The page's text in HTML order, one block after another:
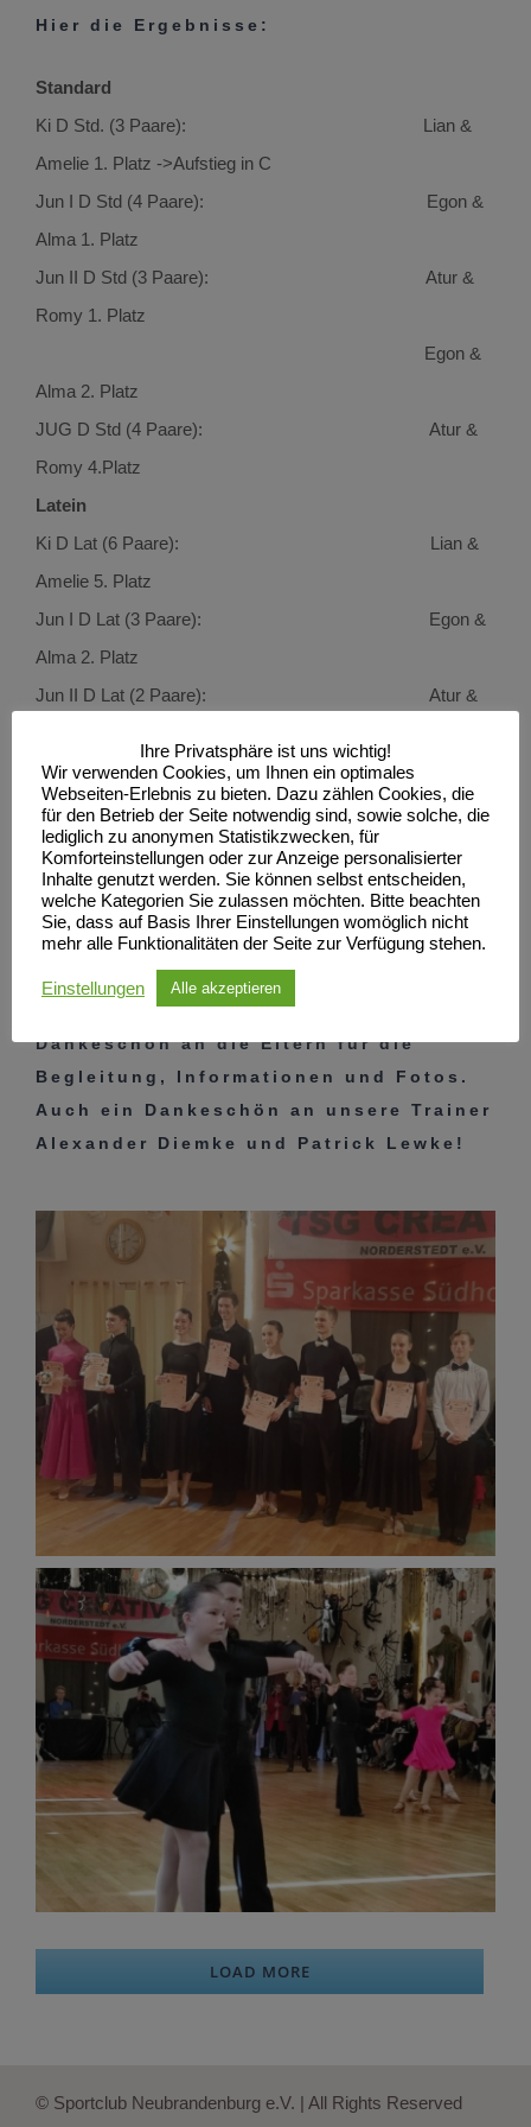
Hier die Ergebnisse:
Standard
Ki D Std. (3 Paare): Lian &
Amelie 1. Platz ->Aufstieg in C
Jun I D Std (4 Paare): Egon &
Alma 1. Platz
Jun II D Std (3 Paare): Atur &
Romy 1. Platz
Egon &
Alma 2. Platz
JUG D Std (4 Paare): Atur &
Romy 4.Platz
Latein
Ki D Lat (6 Paare): Lian &
Amelie 5. Platz
Jun I D Lat (3 Paare): Egon &
Alma 2. Platz
Jun II D Lat (2 Paare): Atur &
Egon &
Alma 2. Platz
Jugend D (2Paare): Atur &
Romy 2. Platz
Wir sind stolz auf unsere Paare und
gratulieren herzlich.
Dankeschön an die Eltern für die
Begleitung, Informationen und Fotos.
Auch ein Dankeschön an unsere Trainer
Alexander Diemke und Patrick Lewke!
LOAD MORE
© Sportclub Neubrandenburg e.V. | All Rights Reserved
Ihre Privatsphäre ist uns wichtig!
Wir verwenden Cookies, um Ihnen ein optimales
Webseiten-Erlebnis zu bieten. Dazu zählen Cookies, die
für den Betrieb der Seite notwendig sind, sowie solche, die
lediglich zu anonymen Statistikzwecken, für
Komforteinstellungen oder zur Anzeige personalisierter
Inhalte genutzt werden. Sie können selbst entscheiden,
welche Kategorien Sie zulassen möchten. Bitte beachten
Sie, dass auf Basis Ihrer Einstellungen womöglich nicht
mehr alle Funktionalitäten der Seite zur Verfügung stehen.
Einstellungen Alle akzeptieren